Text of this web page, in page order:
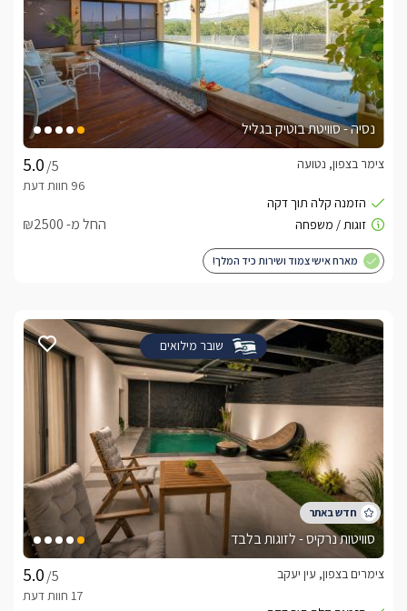
נסיה - סוויטת בוטיק בגליל
/5
צימר בצפון, נטועה
החל מ- ₪2500
מארח אישי צמוד ושירות כיד המלך!
שובר מילואים
סוויטות נרקיס - לזוגות בלבד
/5
צימרים בצפון, עין יעקב